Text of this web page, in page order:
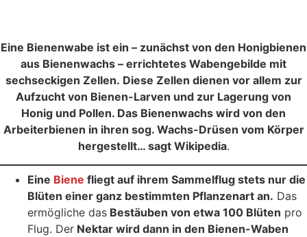
Eine Bienenwabe ist ein – zunächst von den Honigbienen
aus Bienenwachs – errichtetes Wabengebilde mit
sechseckigen Zellen. Diese Zellen dienen vor allem zur
Aufzucht von Bienen-Larven und zur Lagerung von
Honig und Pollen. Das Bienenwachs wird von den
Arbeiterbienen in ihren sog. Wachs-Drüsen vom Körper
hergestellt… sagt Wikipedia.
Eine Biene fliegt auf ihrem Sammelflug stets nur die
Blüten einer ganz bestimmten Pflanzenart an. Das
ermögliche das Bestäuben von etwa 100 Blüten pro
Flug. Der Nektar wird dann in den Bienen-Waben